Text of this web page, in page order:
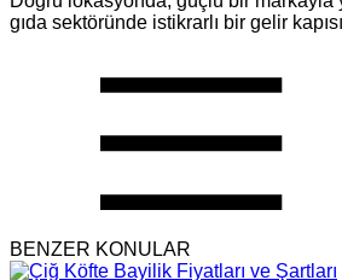
gıda sektöründe istikrarlı bir gelir
BENZER KONULAR